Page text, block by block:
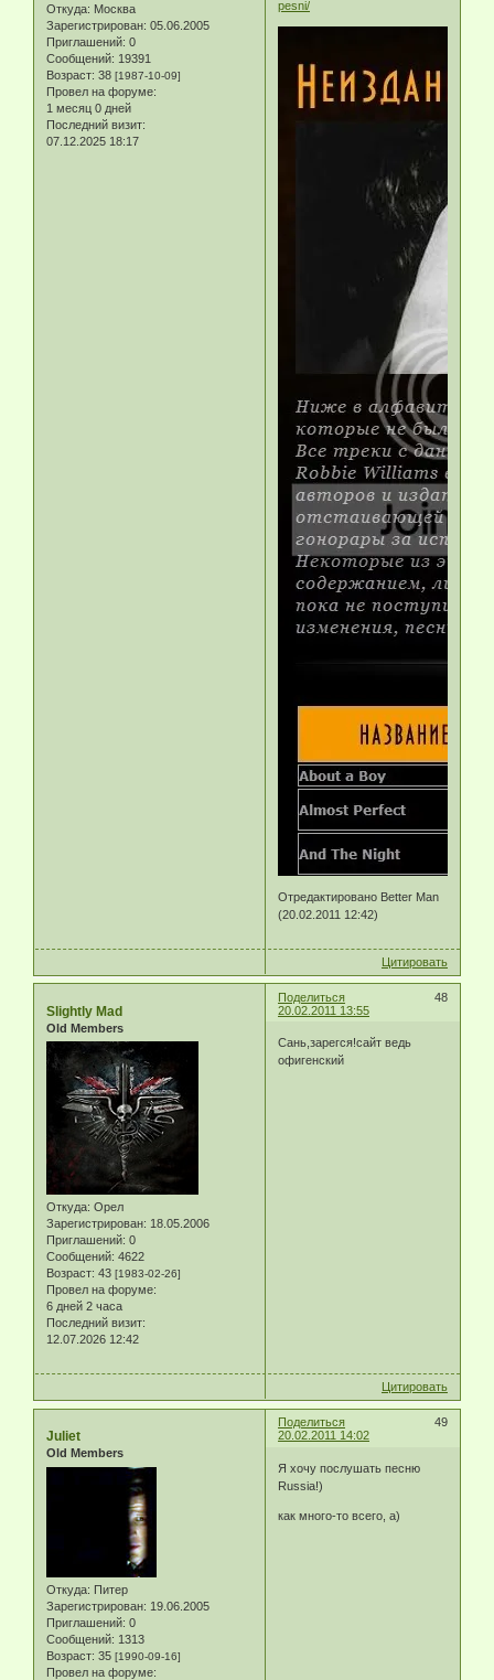
Откуда: Москва
Зарегистрирован: 05.06.2005
Приглашений: 0
Сообщений: 19391
Возраст: 38 [1987-10-09]
Провел на форуме:
1 месяц 0 дней
Последний визит:
07.12.2025 18:17
pesni/
Отредактировано Better Man
(20.02.2011 12:42)
Цитировать
Поделиться
48
20.02.2011 13:55
Slightly Mad
Old Members
Откуда: Орел
Зарегистрирован: 18.05.2006
Приглашений: 0
Сообщений: 4622
Возраст: 43 [1983-02-26]
Провел на форуме:
6 дней 2 часа
Последний визит:
12.07.2026 12:42
Сань,зарегся!сайт ведь
офигенский
Цитировать
Поделиться
49
20.02.2011 14:02
Juliet
Old Members
Откуда: Питер
Зарегистрирован: 19.06.2005
Приглашений: 0
Сообщений: 1313
Возраст: 35 [1990-09-16]
Провел на форуме:
Я хочу послушать песню
Russia!)
как много-то всего, а)